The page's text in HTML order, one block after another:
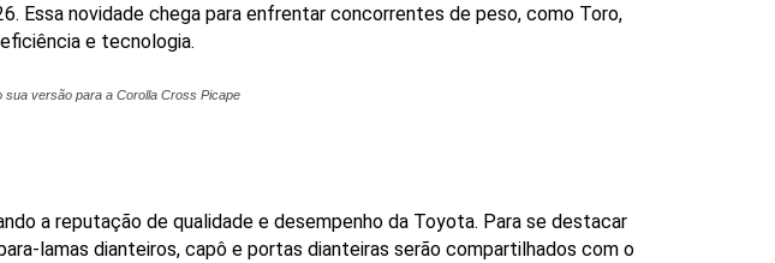
Essa novidade chega para enfrentar concorrentes de peso, como Toro,
e tecnologia.
sua versão para a Corolla Cross Picape
a reputação de qualidade e desempenho da Toyota. Para se destacar
lamas dianteiros, capô e portas dianteiras serão compartilhados com o